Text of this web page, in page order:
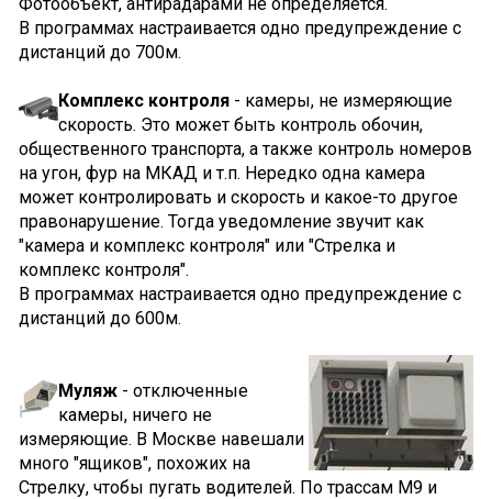
В программах настраивается одно предупреждение с
дистанций до 700м.
Комплекс контроля- камеры, не измеряющие
скорость. Это может быть контроль обочин,
общественного транспорта, а также контроль номеров
на угон, фур на МКАД и т.п. Нередко одна камера
может контролировать и скорость и какое-то другое
правонарушение. Тогда уведомление звучит как
"камера и комплекс контроля" или "Стрелка и
комплекс контроля".
В программах настраивается одно предупреждение с
дистанций до 600м.
Муляж- отключенные
камеры, ничего не
измеряющие. В Москве навешали
много "ящиков", похожих на
Стрелку, чтобы пугать водителей. По трассам М9 и